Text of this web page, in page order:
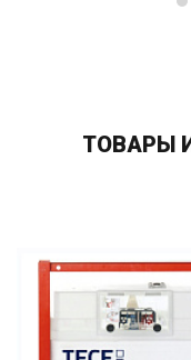
ТОВАРЫ